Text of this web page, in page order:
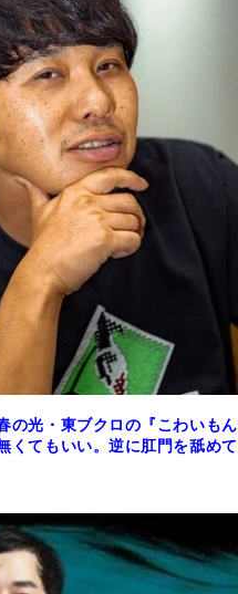
の光・東ブクロの『こわいもん
くてもいい。逆に肛門を舐めて